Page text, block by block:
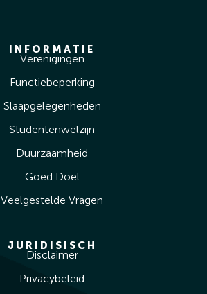
INFORMATIE
Verenigingen
Functiebeperking
Slaapgelegenheden
Studentenwelzijn
Duurzaamheid
Goed Doel
Veelgestelde Vragen
JURIDISISCH
Disclaimer
Privacybeleid